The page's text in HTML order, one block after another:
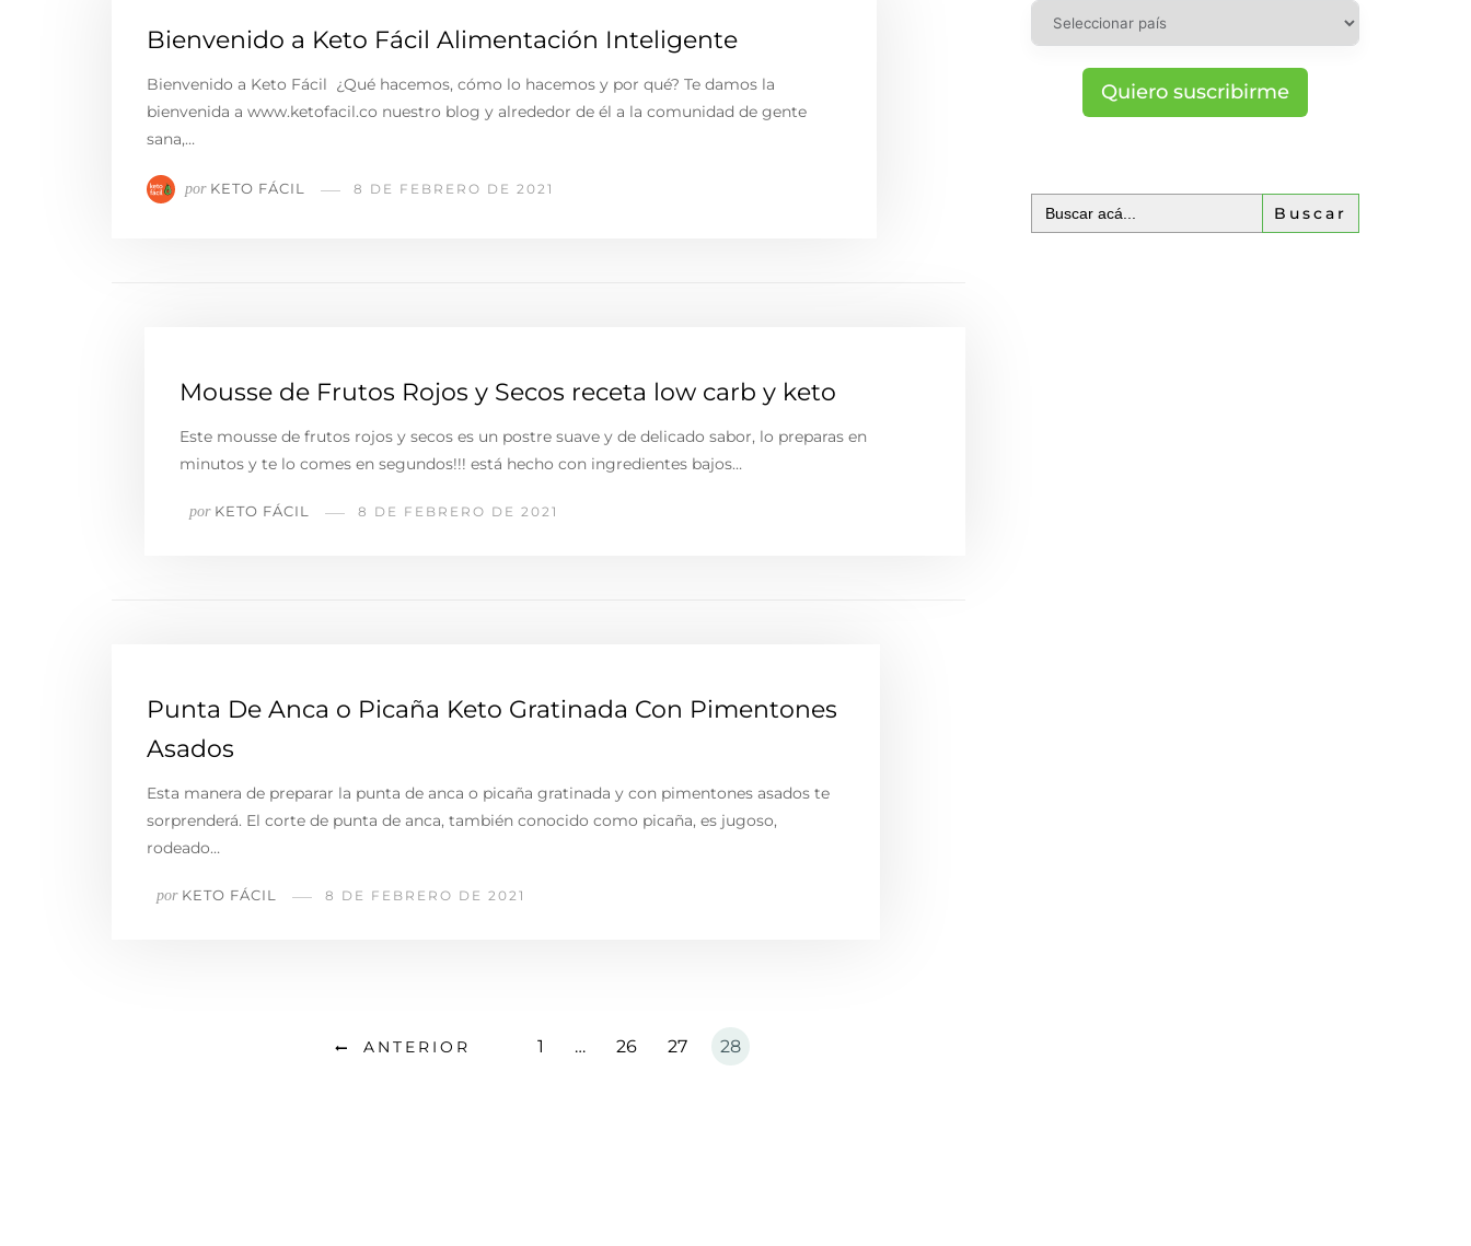
Bienvenido a Keto Fácil Alimentación Inteligente
Bienvenido a Keto Fácil ¿Qué hacemos, cómo lo hacemos y por qué? Te damos la
bienvenida a www.ketofacil.co nuestro blog y alrededor de él a la comunidad de gente
sana,…
por KETO FÁCIL 8 DE FEBRERO DE 2021
Mousse de Frutos Rojos y Secos receta low carb y keto
Este mousse de frutos rojos y secos es un postre suave y de delicado sabor, lo preparas en
minutos y te lo comes en segundos!!! está hecho con ingredientes bajos…
por KETO FÁCIL 8 DE FEBRERO DE 2021
Punta De Anca o Picaña Keto Gratinada Con Pimentones
Asados
Esta manera de preparar la punta de anca o picaña gratinada y con pimentones asados te
sorprenderá. El corte de punta de anca, también conocido como picaña, es jugoso,
rodeado…
por KETO FÁCIL 8 DE FEBRERO DE 2021
ANTERIOR 1 … 26 27 28
Quiero suscribirme
Buscar: